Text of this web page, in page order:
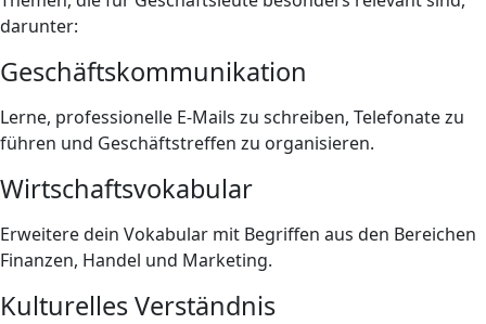
darunter:
Geschäftskommunikation
Lerne, professionelle E-Mails zu schreiben, Telefonate zu
führen und Geschäftstreffen zu organisieren.
Wirtschaftsvokabular
Erweitere dein Vokabular mit Begriffen aus den Bereichen
Finanzen, Handel und Marketing.
Kulturelles Verständnis